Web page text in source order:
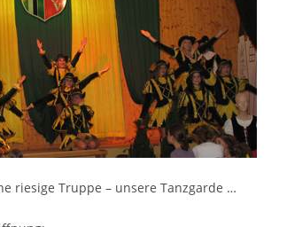
riesige Truppe – unsere Tanzgarde …